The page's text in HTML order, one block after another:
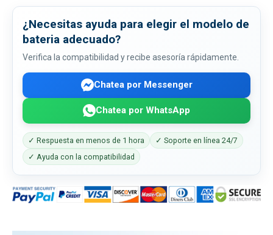
¿Necesitas ayuda para elegir el modelo de
bateria adecuado?
Verifica la compatibilidad y recibe asesoría rápidamente.
Chatea por Messenger
Chatea por WhatsApp
✓ Respuesta en menos de 1 hora
✓ Soporte en línea 24/7
✓ Ayuda con la compatibilidad